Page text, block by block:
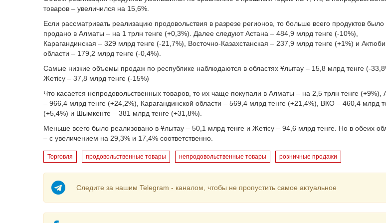
товаров – увеличился на 15,6%.
Если рассматривать реализацию продовольствия в разрезе регионов, то больше всего продуктов было
продано в Алматы – на 1 трлн тенге (+0,3%). Далее следуют Астана – 484,9 млрд тенге (-10%),
Карагандинская – 329 млрд тенге (-21,7%), Восточно-Казахстанская – 237,9 млрд тенге (+1%) и
области – 179,2 млрд тенге (-0,4%).
Самые низкие объемы продаж по республике наблюдаются в областях Ұлытау – 15,8 млрд тенге (-
Жетісу – 37,8 млрд тенге (-15%)
Что касается непродовольственных товаров, то их чаще покупали в Алматы – на 2,5 трлн тенге (+9%),
– 966,4 млрд тенге (+24,2%), Карагандинской области – 569,4 млрд тенге (+21,4%), ВКО – 460,4 млрд
(+5,4%) и Шымкенте – 381 млрд тенге (+31,8%).
Меньше всего было реализовано в Ұлытау – 50,1 млрд тенге и Жетісу – 94,6 млрд тенге. Но в обеих
– с увеличением на 29,3% и 17,4% соответственно.
Торговля продовольственные товары непродовольственные товары розничные продажи
Следите за нашим Telegram - каналом, чтобы не пропустить самое актуальное